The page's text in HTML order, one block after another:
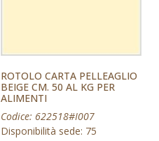
ROTOLO CARTA PELLEAGLIO
BEIGE CM. 50 AL KG PER
ALIMENTI
Codice: 622518#I007
Disponibilità sede: 75